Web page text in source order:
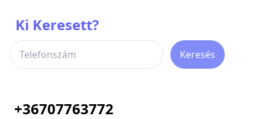
Ki Keresett?
Keresés
+36707763772